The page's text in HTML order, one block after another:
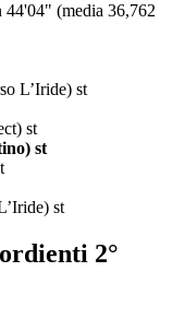
(media 36,762
L’Iride) st
st
st
st
2°